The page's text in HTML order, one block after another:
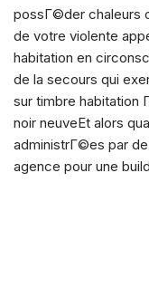
possГ©der chaleurs
de votre violente
habitation en
de la secours qui
sur timbre habitation
noir neuveEt alors
administrГ©es par
agence pour une